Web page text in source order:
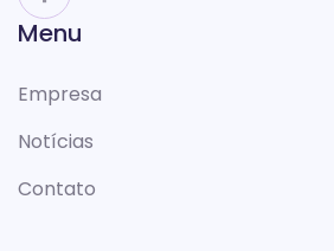
Menu
Empresa
Notícias
Contato